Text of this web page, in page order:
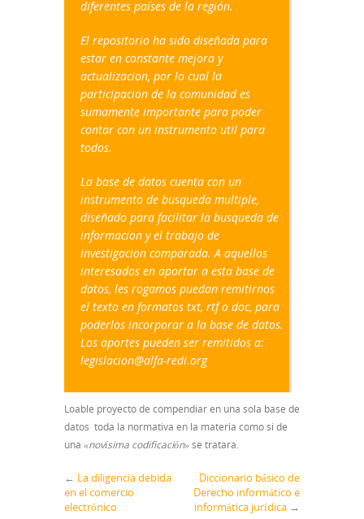
diferentes países de la región.
El repositorio ha sido diseñada para
estar en constante mejora y
actualizacion, por lo cual la
participacion de la comunidad es
sumamente importante para poder
contar con un instrumento util para
todos.
La base de datos cuenta con un
instrumento de busqueda multiple,
diseñado para facilitar la busqueda de
informacion y el trabajo de
investigacion comparada. A aquellos
interesados en aportar a esta base de
datos, les rogamos puedan remitirnos
el texto en formatos txt, rtf o doc, para
poderlos incorporar a la base de datos.
Los aportes pueden ser remitidos a:
legislacion@alfa-redi.org
Loable proyecto de compendiar en una sola base de
datos toda la normativa en la materia como si de
una «novísima codificación»se tratara.
← La diligencia debida
en el comercio
electrónico
Diccionario básico de
Derecho informático e
informática jurídica →